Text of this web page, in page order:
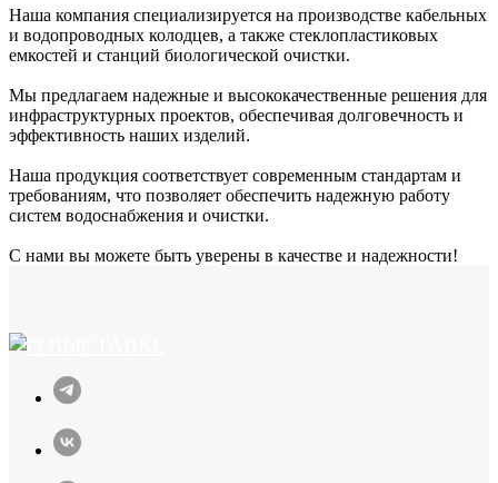
Наша компания специализируется на производстве кабельных
и водопроводных колодцев, а также стеклопластиковых
емкостей и станций биологической очистки.
Мы предлагаем надежные и высококачественные решения для
инфраструктурных проектов, обеспечивая долговечность и
эффективность наших изделий.
Наша продукция соответствует современным стандартам и
требованиям, что позволяет обеспечить надежную работу
систем водоснабжения и очистки.
С нами вы можете быть уверены в качестве и надежности!